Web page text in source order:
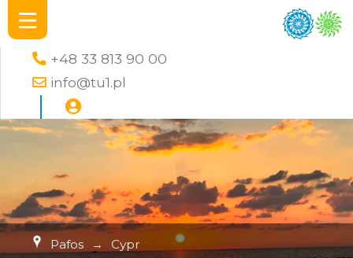
+48 33 813 90 00
info@tu1.pl
Pafos → Cypr